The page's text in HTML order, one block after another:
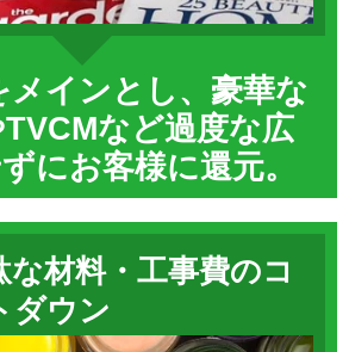
メインとし、豪華な
など過度な広
にお客様に還元。
な材料・工事費のコ
ダウン